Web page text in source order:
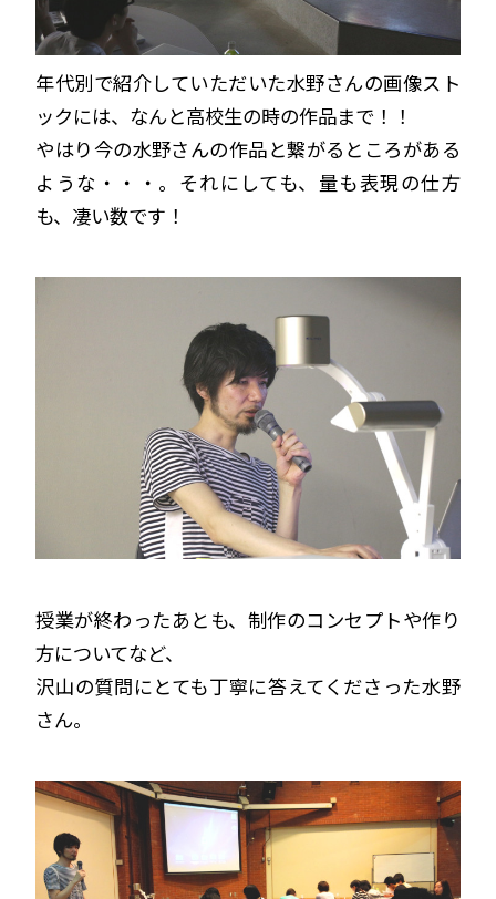
年代別で紹介していただいた水野さんの画像スト
ックには、なんと高校生の時の作品まで！！
やはり今の水野さんの作品と繋がるところがある
ような・・・。それにしても、量も表現の仕方
も、凄い数です！
授業が終わったあとも、制作のコンセプトや作り
方についてなど、
沢山の質問にとても丁寧に答えてくださった水野
さん。